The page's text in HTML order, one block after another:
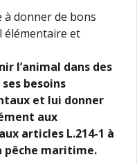
donner de bons
élémentaire et
l’animal dans des
besoins
et lui donner
aux
articles L.214-1 à
pêche maritime.